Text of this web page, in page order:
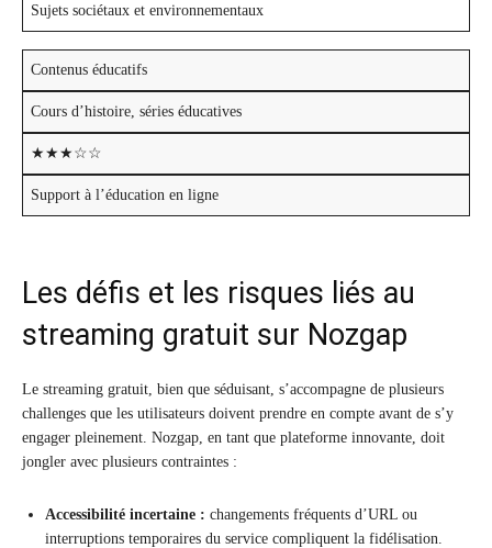
Sujets sociétaux et environnementaux
Contenus éducatifs
Cours d’histoire, séries éducatives
★★★☆☆
Support à l’éducation en ligne
Les défis et les risques liés au
streaming gratuit sur Nozgap
Le streaming gratuit, bien que séduisant, s’accompagne de plusieurs
challenges que les utilisateurs doivent prendre en compte avant de s’y
engager pleinement. Nozgap, en tant que plateforme innovante, doit
jongler avec plusieurs contraintes :
Accessibilité incertaine : changements fréquents d’URL ou
interruptions temporaires du service compliquent la fidélisation.